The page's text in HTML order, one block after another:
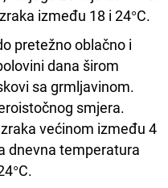
između 18 i 24°C.
pretežno oblačno i
dana širom
sa grmljavinom.
smjera.
većinom između 4
dnevna temperatura